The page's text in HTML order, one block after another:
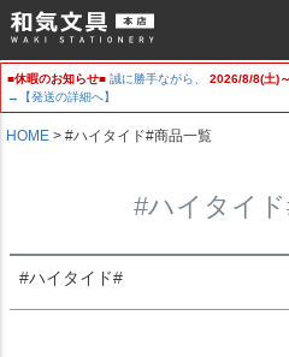
■休暇のお知らせ■ 誠に勝手ながら、 2026/8/8(土)
→【発送の詳細へ】
HOME #ハイタイド#商品一覧
#ハイタイ
#ハイタイド#
登録順
価格が安い順
価格が高い順
優先度順
レビュー順
検索